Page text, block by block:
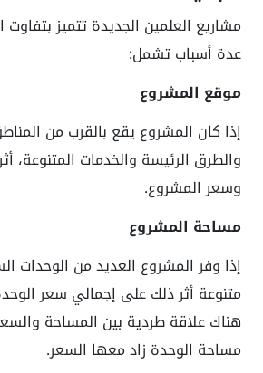
مشاريع العلمين الجديدة تتميز بتفاوت
عدة أسباب تشمل:
موقع المشروع
إذا كان المشروع يقع بالقرب من
والطرق الرئيسة والخدمات المتنوعة،
وسعر المشروع.
مساحة المشروع
إذا وفر المشروع العديد من الوحدات
متنوعة أثر ذلك على إجمالي سعر
هناك علاقة طردية بين المساحة
مساحة الوحدة زاد معها السعر.